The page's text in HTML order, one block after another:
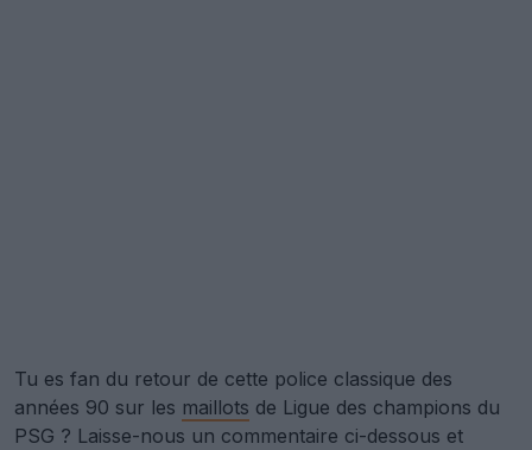
Tu es fan du retour de cette police classique des
années 90 sur les maillots de Ligue des champions du
PSG ? Laisse-nous un commentaire ci-dessous et